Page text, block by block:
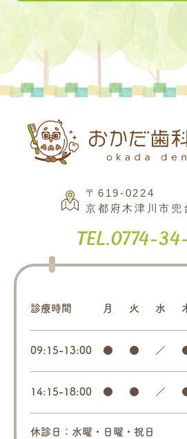
〒619-0224
京都府木津川市兜
Tel.0774-
診療時間 月 火 水
09:15-13:00 ● ● ／
14:15-18:00 ● ● ／
休診日：水曜・日曜・祝日